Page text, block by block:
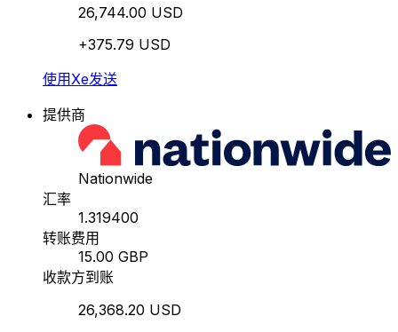
26,744.00 USD
+375.79 USD
使用Xe发送
提供商
Nationwide
汇率
1.319400
转账费用
15.00 GBP
收款方到账
26,368.20 USD